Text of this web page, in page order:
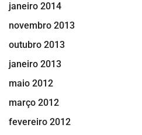
janeiro 2014
novembro 2013
outubro 2013
janeiro 2013
maio 2012
março 2012
fevereiro 2012